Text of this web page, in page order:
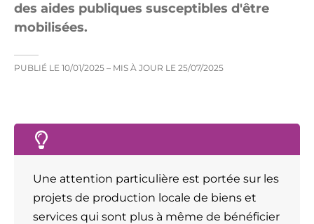
des aides publiques susceptibles d'être
mobilisées.
PUBLIÉ LE 10/01/2025 – MIS À JOUR LE 25/07/2025
Une attention particulière est portée sur les
projets de production locale de biens et
services qui sont plus à même de bénéficier